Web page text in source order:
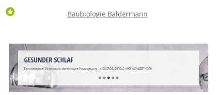
Baubiologie Baldermann